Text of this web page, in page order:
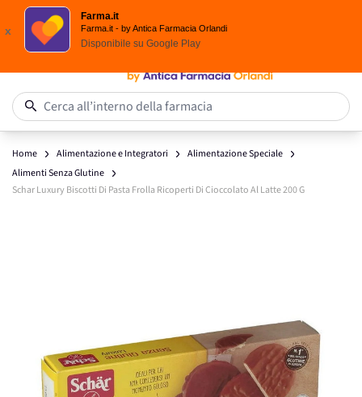
x
Farma.it
Farma.it - by Antica Farmacia Orlandi
Disponibile su Google Play
Salta al contenuto
Cerca all’interno della farmacia
Home Alimentazione e Integratori
Alimentazione Speciale
Alimenti Senza Glutine
Schar Luxury Biscotti Di Pasta Frolla Ricoperti Di Cioccolato Al Latte 200 G